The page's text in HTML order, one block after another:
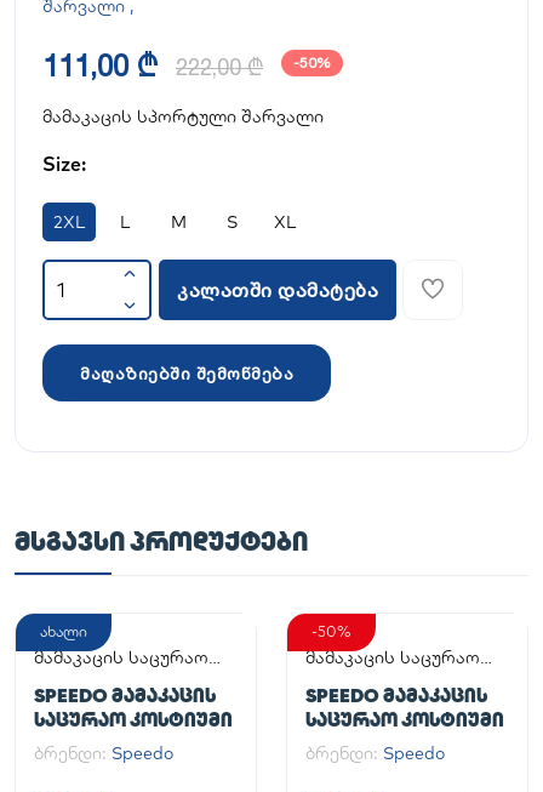
შარვალი ,
111,00 ₾ 222,00 ₾ -50%
მამაკაცის სპორტული შარვალი
Size:
2XL L M S XL
კალათში დამატება
მაღაზიებში შემოწმება
ᲛᲡᲒᲐᲕᲡᲘ ᲞᲠᲝᲓᲣᲥᲢᲔᲑᲘ
ახალი
მამაკაცის საცურაო
SPEEDO ᲛᲐᲛᲐᲙᲐᲪᲘᲡ
ᲡᲐᲪᲣᲠᲐᲝ ᲙᲝᲡᲢᲘᲣᲛᲘ
ბრენდი: Speedo
-50%
მამაკაცის საცურაო
SPEEDO ᲛᲐᲛᲐᲙᲐᲪᲘᲡ
ᲡᲐᲪᲣᲠᲐᲝ ᲙᲝᲡᲢᲘᲣᲛᲘ
ბრენდი: Speedo